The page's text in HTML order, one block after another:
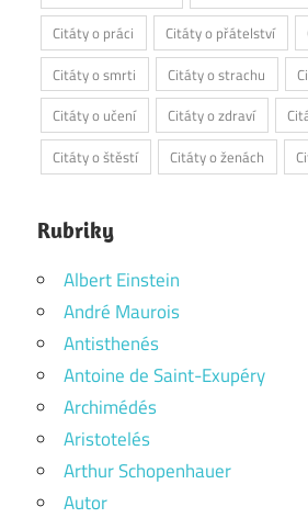
Citáty o práci
Citáty o přátelství
Citáty o smrti
Citáty o strachu
Citáty o učení
Citáty o zdraví
Citáty o štěstí
Citáty o ženách
Rubriky
Albert Einstein
André Maurois
Antisthenés
Antoine de Saint-Exupéry
Archimédés
Aristotelés
Arthur Schopenhauer
Autor